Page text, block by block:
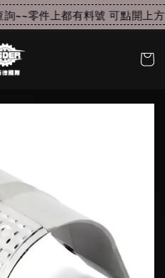
~~零件上都有料號 可點開上方